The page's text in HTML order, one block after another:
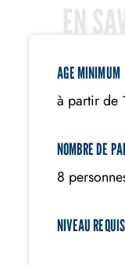
EN
AGE MINIMUM
à partir de
NOMBRE DE
8
NIVEAU REQUIS